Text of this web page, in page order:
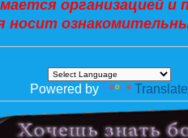
организацией
носит
Powered by Translate